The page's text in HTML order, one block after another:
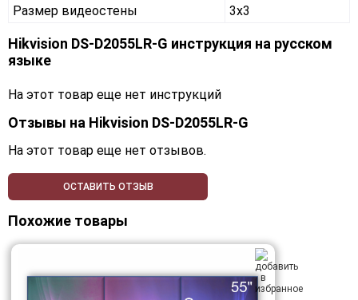
Размер видеостены
3x3
Hikvision DS-D2055LR-G инструкция на русском
языке
На этот товар еще нет инструкций
Отзывы на Hikvision DS-D2055LR-G
На этот товар еще нет отзывов.
ОСТАВИТЬ ОТЗЫВ
Похожие товары